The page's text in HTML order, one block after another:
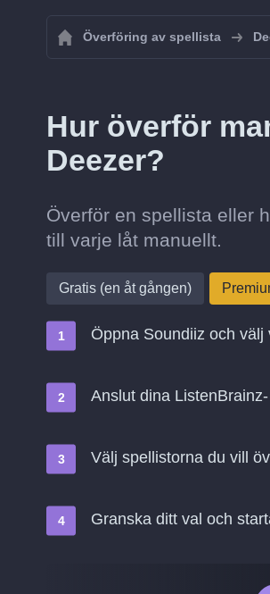
Överföring av spellista
Hur överför
Deezer?
Överför en spellista eller
till varje låt manuellt.
Gratis (en åt gången)
Öppna Soundiiz och
Anslut dina
Välj spellistorna du vill
Granska ditt val och